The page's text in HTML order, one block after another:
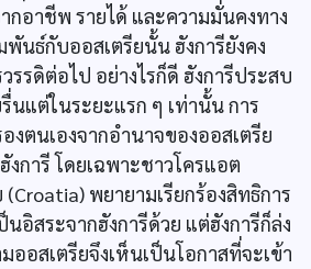
กอาชีพ รายได้ และความมั่นคงทาง
นธ์กับออสเตรียนั้น ฮังการียังคง
รรดิต่อไป อย่างไรก็ดี ฮังการีประสบ
นแต่ในระยะแรก ๆ เท่านั้น การ
งตนเองจากอำนาจของออสเตรีย
การี โดยเฉพาะชาวโครแอต
(Croatia) พยายามเรียกร้องสิทธิการ
อิสระจากฮังการีด้วย แต่ฮังการีก็ล่ง
ออสเตรียจึงเห็นเป็นโอกาสที่จะเข้า